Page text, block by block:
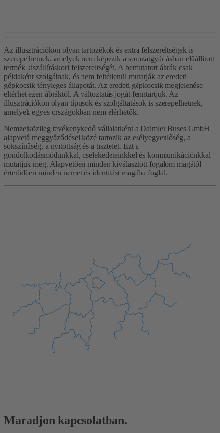
Az illusztrációkon olyan tartozékok és extra felszereltségek is
szerepelhetnek, amelyek nem képezik a sorozatgyártásban előállított
termék kiszállításkori felszereltségét. A bemutatott ábrák csak
példaként szolgálnak, és nem feltétlenül mutatják az eredeti
gépkocsik tényleges állapotát. Az eredeti gépkocsik megjelenése
eltérhet ezen ábráktól. A változtatás jogát fenntartjuk. Az
illusztrációkon olyan típusok és szolgáltatások is szerepelhetnek,
amelyek egyes országokban nem elérhetők.
Nemzetközileg tevékenykedő vállalatként a Daimler Buses GmbH
alapvető meggyőződései közé tartozik az esélyegyenlőség, a
sokszínűség, a nyitottság és a tisztelet. Ezt a
gondolkodásmódunkkal, cselekedeteinkkel és kommunikációnkkal
mutatjuk meg. Alapvetően minden kiválasztott fogalom magától
értetődően minden nemet és identitást magába foglal.
Maradjon kapcsolatban.